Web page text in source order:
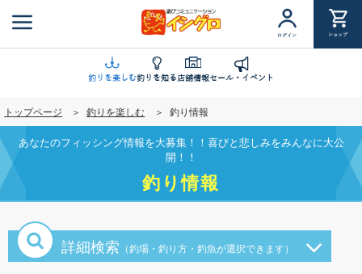
ン
に
移
動
ログイン ショップ
釣りを楽しむ釣りを知る店舗情報セール・イベント
トップページ 釣りを楽しむ 釣り情報
あなたのフィッシング情報を大募集！！喜びと悲しみをみんなに大公
開！！
釣り情報
詳細検索 （釣場・釣り方・釣魚が選択できます）